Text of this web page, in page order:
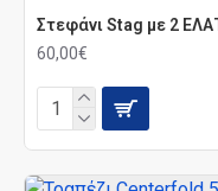
Στεφάνι Stag με 2
60,00€